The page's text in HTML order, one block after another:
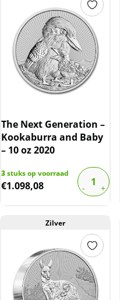
The Next Generation –
Kookaburra and Baby
– 10 oz 2020
3stuks op voorraad
€1.098,08
Zilver